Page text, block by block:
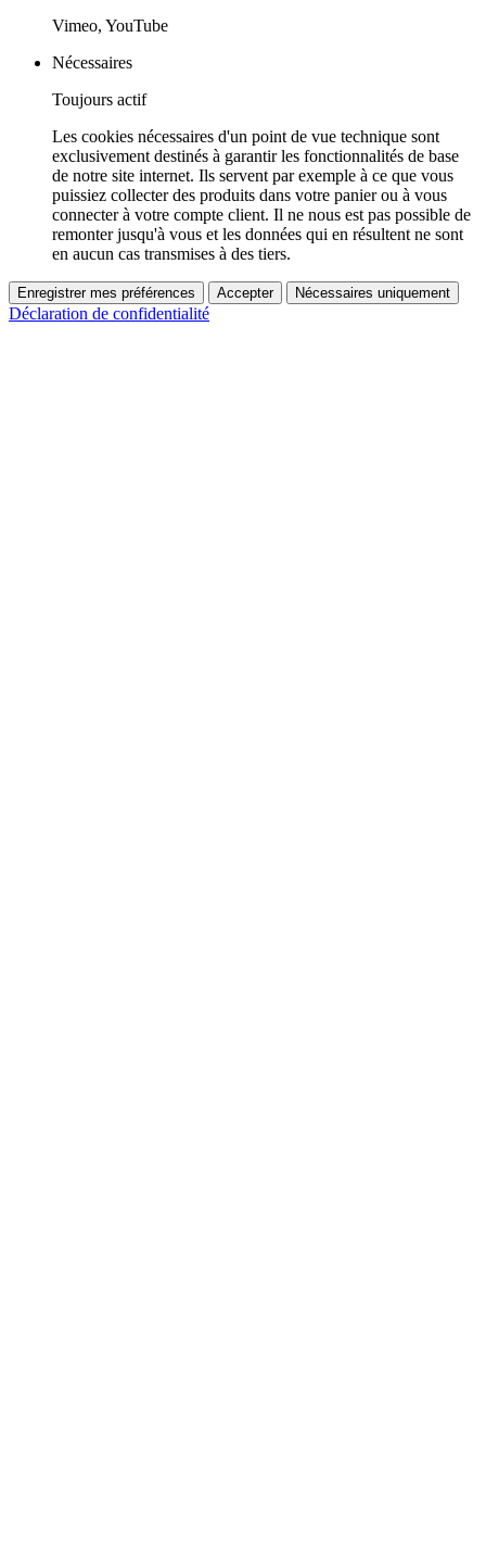
Vimeo, YouTube
Nécessaires
Toujours actif
Les cookies nécessaires d'un point de vue technique sont
exclusivement destinés à garantir les fonctionnalités de base
de notre site internet. Ils servent par exemple à ce que vous
puissiez collecter des produits dans votre panier ou à vous
connecter à votre compte client. Il ne nous est pas possible de
remonter jusqu'à vous et les données qui en résultent ne sont
en aucun cas transmises à des tiers.
Enregistrer mes préférences Accepter Nécessaires uniquement
Déclaration de confidentialité